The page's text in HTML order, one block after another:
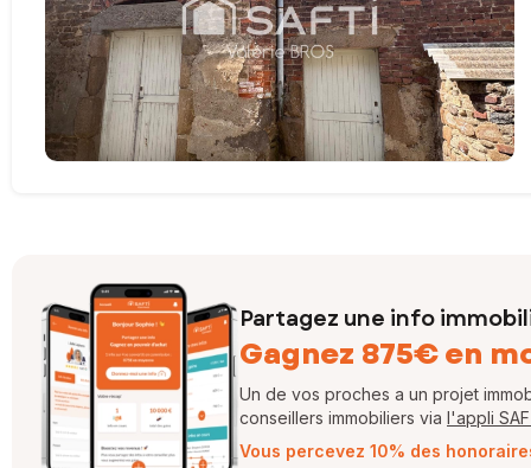
Partagez une info
Gagnez 875€ en
Un de vos proches a un projet
conseillers immobiliers via l'appli
Vous percevez 10% des